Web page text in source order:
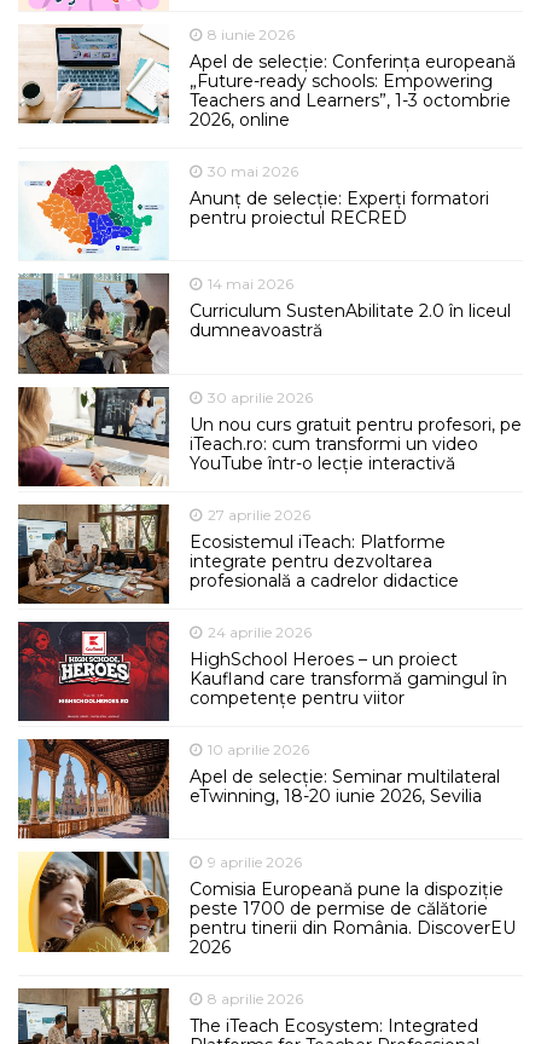
8 iunie 2026
Apel de selecție: Conferința europeană
„Future-ready schools: Empowering
Teachers and Learners”, 1-3 octombrie
2026, online
30 mai 2026
Anunț de selecție: Experți formatori
pentru proiectul RECRED
14 mai 2026
Curriculum SustenAbilitate 2.0 în liceul
dumneavoastră
30 aprilie 2026
Un nou curs gratuit pentru profesori, pe
iTeach.ro: cum transformi un video
YouTube într-o lecție interactivă
27 aprilie 2026
Ecosistemul iTeach: Platforme
integrate pentru dezvoltarea
profesională a cadrelor didactice
24 aprilie 2026
HighSchool Heroes – un proiect
Kaufland care transformă gamingul în
competențe pentru viitor
10 aprilie 2026
Apel de selecție: Seminar multilateral
eTwinning, 18-20 iunie 2026, Sevilia
9 aprilie 2026
Comisia Europeană pune la dispoziție
peste 1700 de permise de călătorie
pentru tinerii din România. DiscoverEU
2026
8 aprilie 2026
The iTeach Ecosystem: Integrated